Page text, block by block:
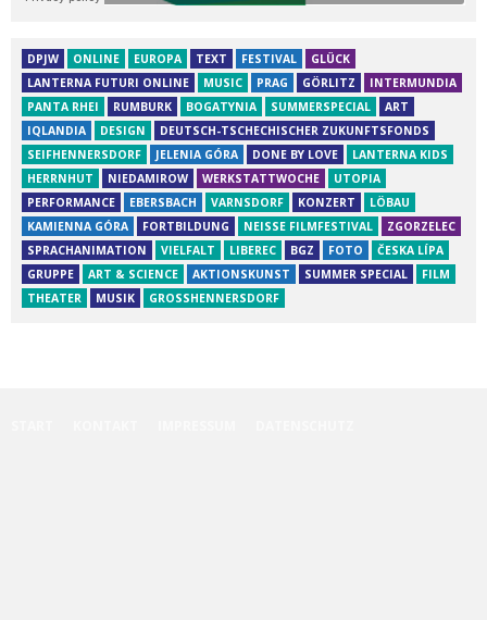
DPJW ONLINE EUROPA TEXT FESTIVAL
GLÜCK
LANTERNA FUTURI ONLINE
MUSIC PRAG GÖRLITZ
INTERMUNDIA
PANTA RHEI
RUMBURK BOGATYNIA SUMMERSPECIAL
ART
IQLANDIA
DESIGN
DEUTSCH-TSCHECHISCHER ZUKUNFTSFONDS
SEIFHENNERSDORF
JELENIA GÓRA DONE BY LOVE
LANTERNA KIDS
HERRNHUT
NIEDAMIROW WERKSTATTWOCHE
UTOPIA
PERFORMANCE
EBERSBACH VARNSDORF KONZERT
LÖBAU
KAMIENNA GÓRA
FORTBILDUNG NEISSE FILMFESTIVAL
ZGORZELEC
SPRACHANIMATION
VIELFALT LIBEREC BGZ FOTO
ČESKA LÍPA
GRUPPE
ART & SCIENCE AKTIONSKUNST SUMMER SPECIAL
FILM
THEATER
MUSIK GROSSHENNERSDORF